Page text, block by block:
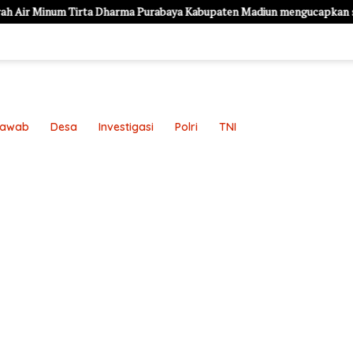
Purabaya Kabupaten Madiun mengucapkan selamat
Desa Investigasi Polri TNI